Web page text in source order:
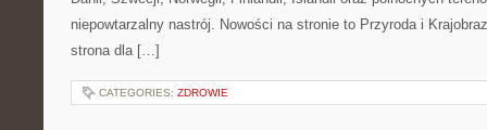
niepowtarzalny nastrój. Nowości na stronie to Przyroda i
strona dla […]
CATEGORIES: ZDROWIE